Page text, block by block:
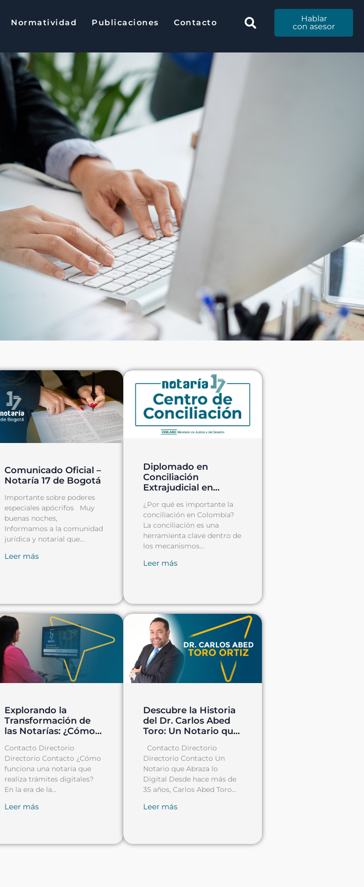
Normatividad Publicaciones Contacto
Hablar
con
Normatividad Publicaciones Contacto
Hablar
con asesor
Comunicado Oficial –
Notaría 17 de Bogotá
Importante sobre poderes
especiales apócrifos Muy
buenas noches,
Informamos a la comunidad
jurídica y notarial que
acerca
Leer más
Diplomado en
Conciliación
Extrajudicial en
Oportunidad para
Abogados y
Profesionales en
Resolución de
Conflictos.
¿Por qué es importante la
conciliación en Colombia?
La conciliación es una
herramienta clave dentro de
los mecanismos
Leer más
Explorando la
Transformación de
las Notarías: ¿Cómo
Digital?
Contacto Directorio
Directorio Contacto ¿Cómo
funciona una notaría que
realiza trámites digitales?
En la era de la
notaría también
Leer más
Descubre la Historia
del Dr. Carlos Abed
Toro: Un Notario que
Contacto Directorio
Directorio Contacto Un
Notario que Abraza lo
Digital Desde hace más de
35 años, Carlos Abed Toro
Leer más